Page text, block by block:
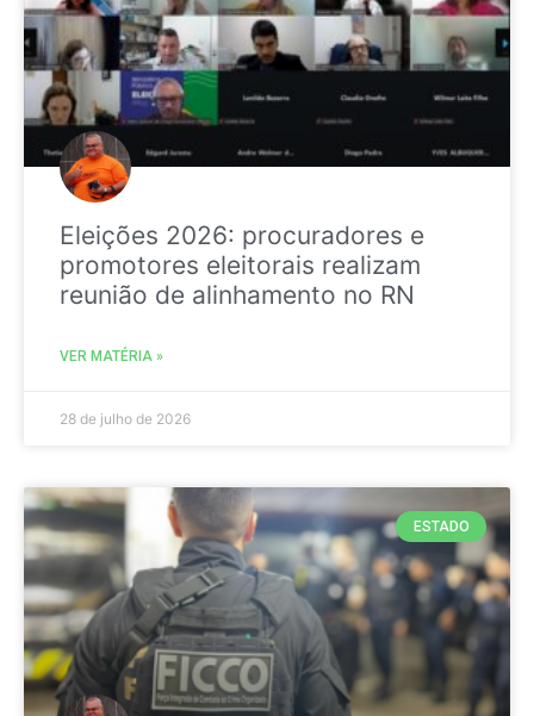
Eleições 2026: procuradores e
promotores eleitorais realizam
reunião de alinhamento no RN
VER MATÉRIA »
28 de julho de 2026
ESTADO